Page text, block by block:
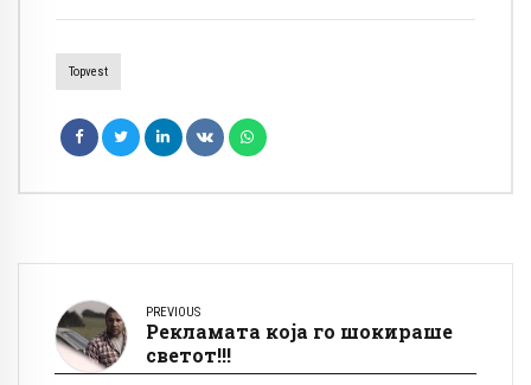
Topvest
PREVIOUS
Рекламата која го шокираше
светот!!!